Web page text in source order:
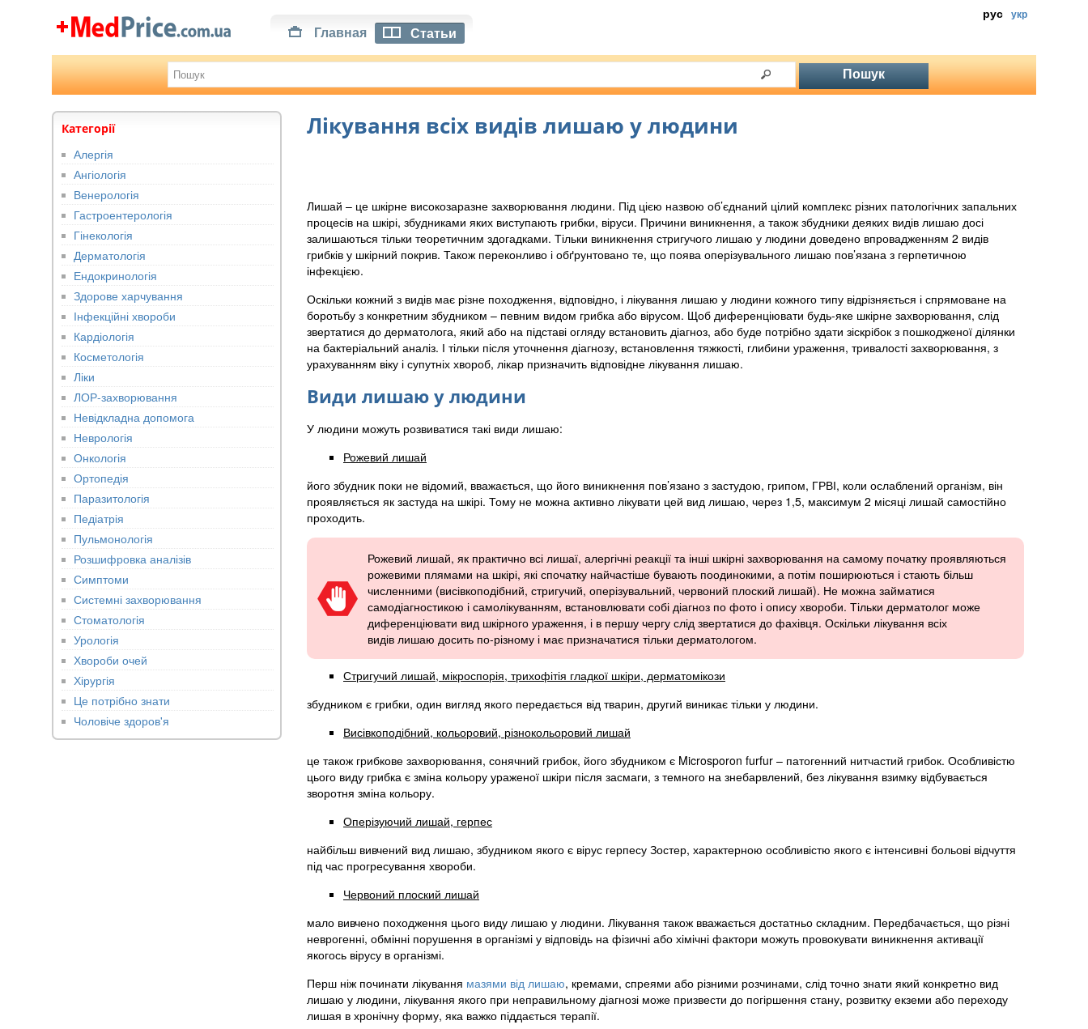
рус укр
Главная Статьи
Лікування всіх видів лишаю у людини
Лишай – це шкірне високозаразне захворювання людини. Під цією назвою об’єднаний цілий комплекс різних патологічних запальних
процесів на шкірі, збудниками яких виступають грибки, віруси. Причини виникнення, а також збудники деяких видів лишаю досі
залишаються тільки теоретичним здогадками. Тільки виникнення стригучого лишаю у людини доведено впровадженням 2 видів
грибків у шкірний покрив. Також переконливо і обґрунтовано те, що поява оперізувального лишаю пов’язана з герпетичною
інфекцією.
Оскільки кожний з видів має різне походження, відповідно, і лікування лишаю у людини кожного типу відрізняється і спрямоване на
боротьбу з конкретним збудником – певним видом грибка або вірусом. Щоб диференціювати будь-яке шкірне захворювання, слід
звертатися до дерматолога, який або на підставі огляду встановить діагноз, або буде потрібно здати зіскрібок з пошкодженої ділянки
на бактеріальний аналіз. І тільки після уточнення діагнозу, встановлення тяжкості, глибини ураження, тривалості захворювання, з
урахуванням віку і супутніх хвороб, лікар призначить відповідне лікування лишаю.
Види лишаю у людини
У людини можуть розвиватися такі види лишаю:
Рожевий лишай
його збудник поки не відомий, вважається, що його виникнення пов’язано з застудою, грипом, ГРВІ, коли ослаблений організм, він
проявляється як застуда на шкірі. Тому не можна активно лікувати цей вид лишаю, через 1,5, максимум 2 місяці лишай самостійно
проходить.
Рожевий лишай, як практично всі лишаї, алергічні реакції та інші шкірні захворювання на самому початку проявляються
рожевими плямами на шкірі, які спочатку найчастіше бувають поодинокими, а потім поширюються і стають більш
численними (висівкоподібний, стригучий, оперізувальний, червоний плоский лишай). Не можна займатися
самодіагностикою і самолікуванням, встановлювати собі діагноз по фото і опису хвороби. Тільки дерматолог може
диференціювати вид шкірного ураження, і в першу чергу слід звертатися до фахівця. Оскільки лікування всіх
видів лишаю досить по-різному і має призначатися тільки дерматологом.
Стригучий лишай, мікроспорія, трихофітія гладкої шкіри, дерматомікози
збудником є грибки, один вигляд якого передається від тварин, другий виникає тільки у людини.
Висівкоподібний, кольоровий, різнокольоровий лишай
це також грибкове захворювання, сонячний грибок, його збудником є Microsporon furfur – патогенний нитчастий грибок. Особливістю
цього виду грибка є зміна кольору ураженої шкіри після засмаги, з темного на знебарвлений, без лікування взимку відбувається
зворотня зміна кольору.
Оперізуючий лишай, герпес
найбільш вивчений вид лишаю, збудником якого є вірус герпесу Зостер, характерною особливістю якого є інтенсивні больові відчуття
під час прогресування хвороби.
Червоний плоский лишай
мало вивчено походження цього виду лишаю у людини. Лікування також вважається достатньо складним. Передбачається, що різні
неврогенні, обмінні порушення в організмі у відповідь на фізичні або хімічні фактори можуть провокувати виникнення активації
якогось вірусу в організмі.
Перш ніж починати лікування мазями від лишаю, кремами, спреями або різними розчинами, слід точно знати який конкретно вид
лишаю у людини, лікування якого при неправильному діагнозі може призвести до погіршення стану, розвитку екземи або переходу
лишая в хронічну форму, яка важко піддається терапії.
Категорії
Алергія
Ангіологія
Венерологія
Гастроентерологія
Гінекологія
Дерматологія
Ендокринологія
Здорове харчування
Інфекційні хвороби
Кардіологія
Косметологія
Ліки
ЛОР-захворювання
Невідкладна допомога
Неврологія
Онкологія
Ортопедія
Паразитологія
Педіатрія
Пульмонологія
Розшифровка аналізів
Симптоми
Системні захворювання
Стоматологія
Урологія
Хвороби очей
Хірургія
Це потрібно знати
Чоловіче здоров'я